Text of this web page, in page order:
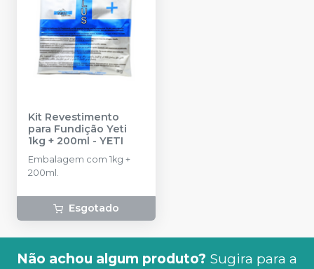
Kit Revestimento
para Fundição Yeti
1kg + 200ml - YETI
Embalagem com 1kg +
200ml.
Esgotado
Não achou algum produto? Sugira para a